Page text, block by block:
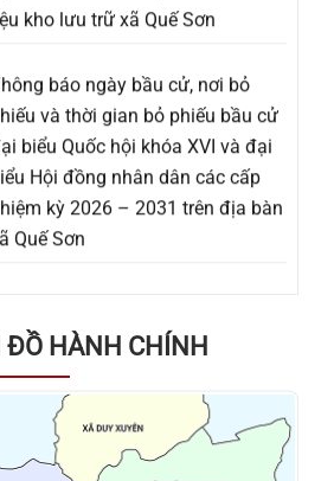
báo ngày bầu cử, nơi bỏ
biểu Quốc hội khóa XVI và đại
Hội đồng nhân dân các cấp
kỳ 2026 – 2031 trên địa bàn
Quế Sơn
báo về việc rà soát, đăng ký
táng ngoài Nghĩa trang Liệt sĩ
hỗ trợ kinh phí
báo về việc tặng quà cho
ĐỒ HÀNH CHÍNH